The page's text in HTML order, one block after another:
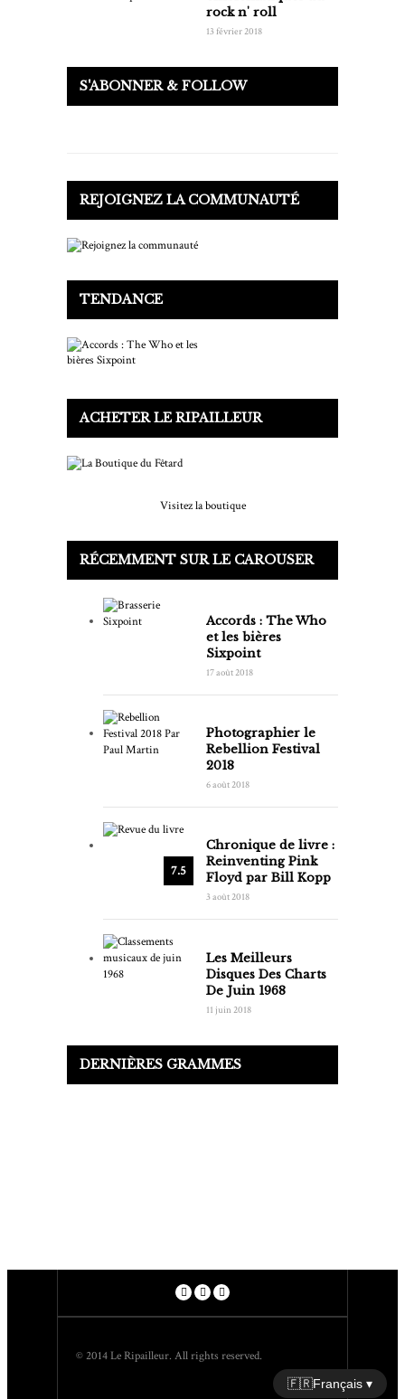
rock n' roll
13 février 2018
S'ABONNER & FOLLOW
REJOIGNEZ LA COMMUNAUTÉ
TENDANCE
ACHETER LE RIPAILLEUR
Visitez la boutique
RÉCEMMENT SUR LE CAROUSER
Accords : The Who
et les bières
Sixpoint
17 août 2018
Photographier le
Rebellion Festival
2018
6 août 2018
7.5
Chronique de livre :
Reinventing Pink
Floyd par Bill Kopp
3 août 2018
Les Meilleurs
Disques Des Charts
De Juin 1968
11 juin 2018
DERNIÈRES GRAMMES
© 2014 Le Ripailleur. All rights reserved.
🇫🇷Français ▾